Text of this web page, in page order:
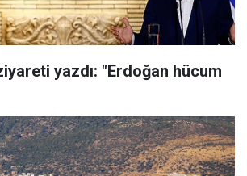
yazdı: "Erdoğan hücum